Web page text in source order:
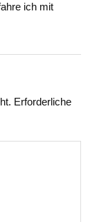
ich mit
Erforderliche